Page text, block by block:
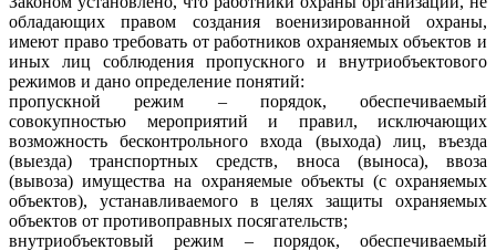
обладающих правом создания военизированной охраны,
имеют право требовать от работников охраняемых объектов и
иных лиц соблюдения пропускного и внутриобъектового
режимов и дано определение понятий:
пропускной режим – порядок, обеспечиваемый
совокупностью мероприятий и правил, исключающих
возможность бесконтрольного входа (выхода) лиц, въезда
(выезда) транспортных средств, вноса (выноса), ввоза
(вывоза) имущества на охраняемые объекты (с охраняемых
объектов), устанавливаемого в целях защиты охраняемых
объектов от противоправных посягательств;
внутриобъектовый режим – порядок, обеспечиваемый